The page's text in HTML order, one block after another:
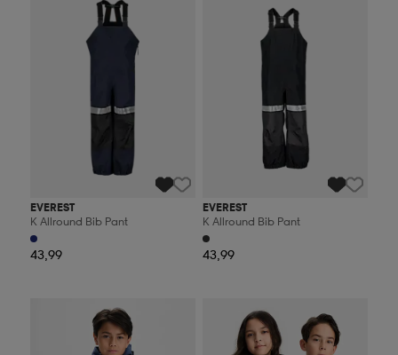
EVEREST
K Allround Bib Pant
43,99
EVEREST
K Allround Bib Pant
43,99
Kampanja -25%